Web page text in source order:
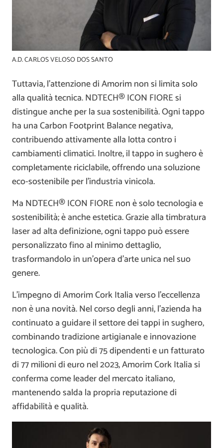
A.D. CARLOS VELOSO DOS SANTO
Tuttavia, l’attenzione di Amorim non si limita solo
alla qualità tecnica. NDTECH® ICON FIORE si
distingue anche per la sua sostenibilità. Ogni tappo
ha una Carbon Footprint Balance negativa,
contribuendo attivamente alla lotta contro i
cambiamenti climatici. Inoltre, il tappo in sughero è
completamente riciclabile, offrendo una soluzione
eco-sostenibile per l’industria vinicola.
Ma NDTECH® ICON FIORE non è solo tecnologia e
sostenibilità; è anche estetica. Grazie alla timbratura
laser ad alta definizione, ogni tappo può essere
personalizzato fino al minimo dettaglio,
trasformandolo in un’opera d’arte unica nel suo
genere.
L’impegno di Amorim Cork Italia verso l’eccellenza
non è una novità. Nel corso degli anni, l’azienda ha
continuato a guidare il settore dei tappi in sughero,
combinando tradizione artigianale e innovazione
tecnologica. Con più di 75 dipendenti e un fatturato
di 77 milioni di euro nel 2023, Amorim Cork Italia si
conferma come leader del mercato italiano,
mantenendo salda la propria reputazione di
affidabilità e qualità.